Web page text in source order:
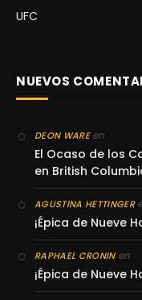
UFC
NUEVOS
DEON WAREen
El Ocaso de los
en British
AGUSTINA HETTINGER
¡Épica de Nueve
RAPHAEL CRONINen
¡Épica de Nueve